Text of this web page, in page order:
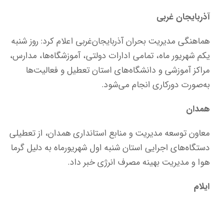
آذربایجان غربی
هماهنگی مدیریت بحران آذربایجان‌غربی اعلام کرد: روز شنبه
یکم شهریور ماه، تمامی ادارات دولتی، آموزشگاه‌ها، مدارس،
مراکز آموزشی و دانشگاه‌های استان تعطیل و فعالیت‌ها
به‌صورت دورکاری انجام می‌شود.
همدان
معاون توسعه مدیریت و منابع استانداری همدان، از تعطیلی
دستگاه‌های اجرایی استان شنبه اول شهریورماه به دلیل گرما
هوا و مدیریت بهینه مصرف انرژی خبر داد.
ایلام